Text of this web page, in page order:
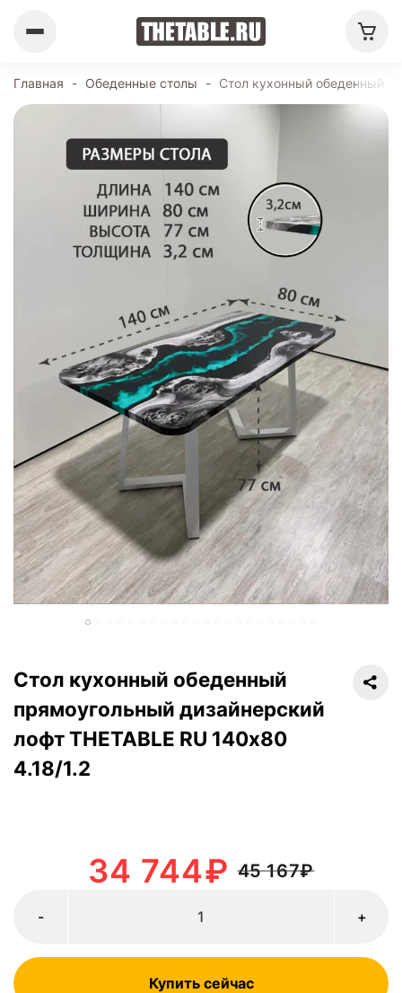
Главная - Обеденные столы - Стол кухонный обеденный
Стол кухонный обеденный
прямоугольный дизайнерский
лофт THETABLE RU 140х80
4.18/1.2
45 167₽
34 744₽
+
-
Купить сейчас